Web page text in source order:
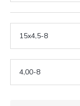
15x4,5-8
4,00-8